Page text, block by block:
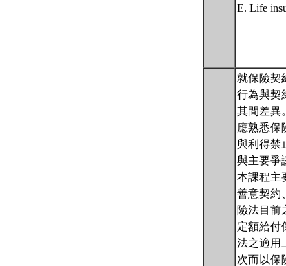
E. Life
就保險契
行為與契
其間差異
應熟悉保
與利得禁
與主要爭
本課程主
善意契約
險法目前
定額給付
法之適用
次而以保